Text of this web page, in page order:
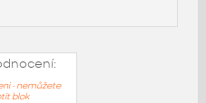
- nemůžete
blok